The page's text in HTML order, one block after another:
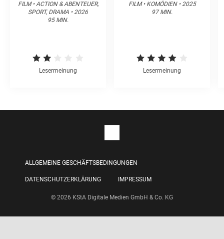
FILM • ACTION & ABENTEUER,
SPORT, DRAMA • 2026
95 MIN.
Lesermeinung
FILM • KOMÖDIEN • 2025
97 MIN.
Lesermeinung
ALLGEMEINE GESCHÄFTSBEDINGUNGEN
DATENSCHUTZERKLÄRUNG IMPRESSUM
© 2026 KStA Digitale Medien GmbH & Co. KG